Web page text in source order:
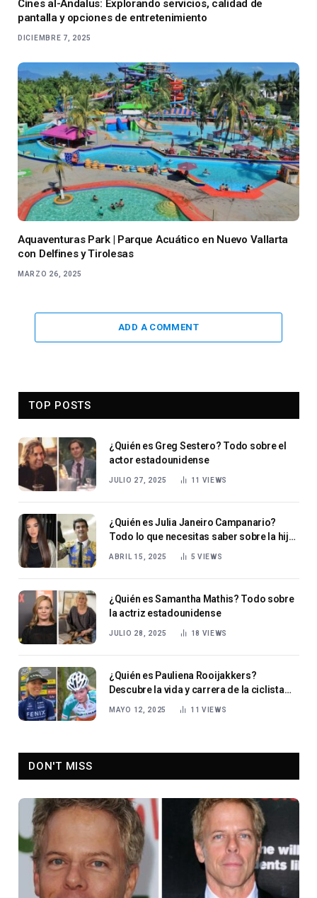
Cines al-Andalus: Explorando servicios, calidad de
pantalla y opciones de entretenimiento
DICIEMBRE 7, 2025
Aquaventuras Park | Parque Acuático en Nuevo Vallarta
con Delfines y Tirolesas
MARZO 26, 2025
ADD A COMMENT
TOP POSTS
¿Quién es Greg Sestero? Todo sobre el
actor estadounidense
JULIO 27, 2025 11 VIEWS
¿Quién es Julia Janeiro Campanario?
Todo lo que necesitas saber sobre la hija
de Jesulín de Ubrique.
ABRIL 15, 2025 5 VIEWS
¿Quién es Samantha Mathis? Todo sobre
la actriz estadounidense
JULIO 28, 2025 18 VIEWS
¿Quién es Pauliena Rooijakkers?
Descubre la vida y carrera de la ciclista
MAYO 12, 2025 11 VIEWS
DON'T MISS